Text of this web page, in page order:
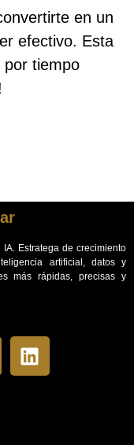
en un
efectivo. Esta
por tiempo
Estratega de crecimiento
artificial, datos y
más rápidas, precisas y